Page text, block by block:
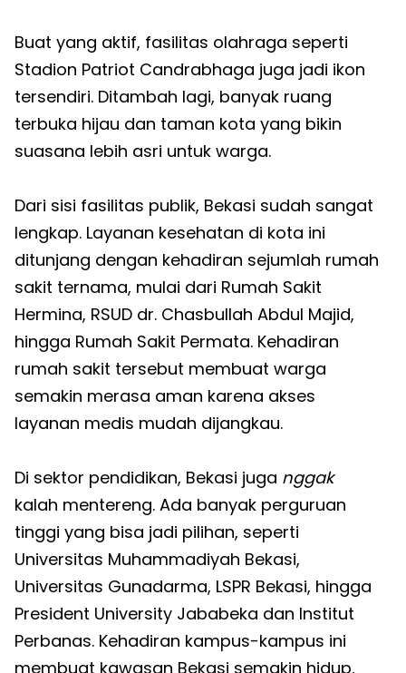
Buat yang aktif, fasilitas olahraga seperti
Stadion Patriot Candrabhaga juga jadi ikon
tersendiri. Ditambah lagi, banyak ruang
terbuka hijau dan taman kota yang bikin
suasana lebih asri untuk warga.
Dari sisi fasilitas publik, Bekasi sudah sangat
lengkap. Layanan kesehatan di kota ini
ditunjang dengan kehadiran sejumlah rumah
sakit ternama, mulai dari Rumah Sakit
Hermina, RSUD dr. Chasbullah Abdul Majid,
hingga Rumah Sakit Permata. Kehadiran
rumah sakit tersebut membuat warga
semakin merasa aman karena akses
layanan medis mudah dijangkau.
Di sektor pendidikan, Bekasi juga nggak
kalah mentereng. Ada banyak perguruan
tinggi yang bisa jadi pilihan, seperti
Universitas Muhammadiyah Bekasi,
Universitas Gunadarma, LSPR Bekasi, hingga
President University Jababeka dan Institut
Perbanas. Kehadiran kampus-kampus ini
membuat kawasan Bekasi semakin hidup,